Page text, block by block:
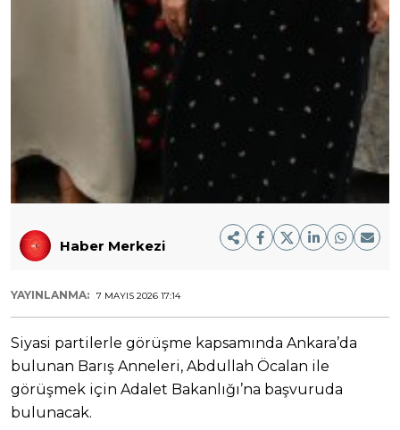
Haber Merkezi
YAYINLANMA: 7 MAYIS 2026 17:14
Siyasi partilerle görüşme kapsamında Ankara’da
bulunan Barış Anneleri, Abdullah Öcalan ile
görüşmek için Adalet Bakanlığı’na başvuruda
bulunacak.